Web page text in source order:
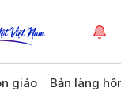
giáo Bản làng